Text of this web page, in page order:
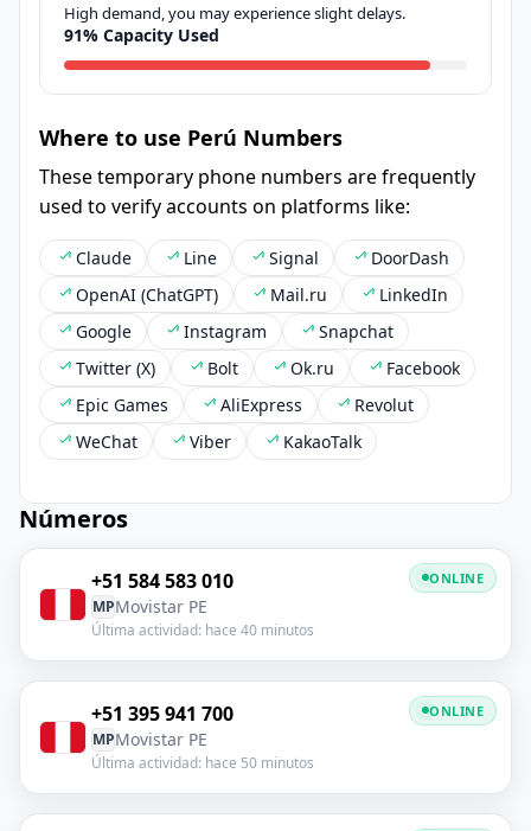
High demand, you may experience slight delays.
91% Capacity Used
Where to use Perú Numbers
These temporary phone numbers are frequently
used to verify accounts on platforms like:
Claude Line Signal
DoorDash
OpenAI (ChatGPT)
Mail.ru
LinkedIn
Google
Instagram
Snapchat
Twitter (X)
Bolt Ok.ru
Facebook
Epic Games
AliExpress
Revolut
WeChat
Viber KakaoTalk
Números
+51 584 583 010
MPMovistar PE
Última actividad: hace 40 minutos
ONLINE
+51 395 941 700
MPMovistar PE
Última actividad: hace 50 minutos
ONLINE